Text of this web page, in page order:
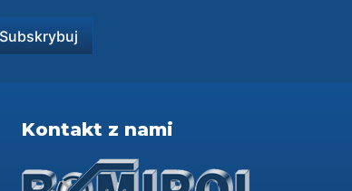
Kontakt z nami